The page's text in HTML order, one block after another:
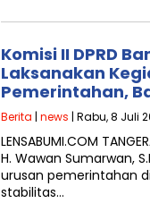
Komisi II DPRD
Laksanakan
Pemerintahan,
Berita | news | Rabu, 8 Juli
LENSABUMI.COM
H. Wawan Sumarwan,
urusan pemerintahan
stabilitas…